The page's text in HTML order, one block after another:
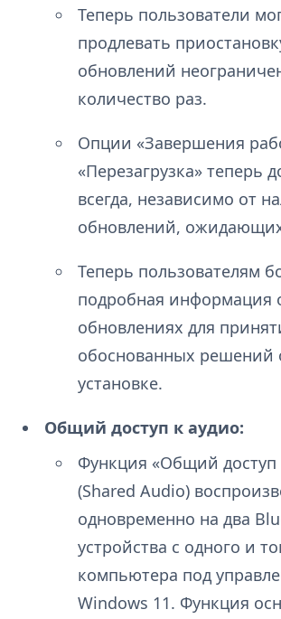
Теперь пользователи
продлевать
обновлений
количество раз.
Опции «Завершения
«Перезагрузка» теперь
всегда, независимо от
обновлений,
Теперь пользователям
подробная информация
обновлениях для
обоснованных решений
установке.
Общий доступ к аудио:
Функция «Общий доступ
(Shared Audio)
одновременно на два
устройства с одного и
компьютера под
Windows 11. Функция